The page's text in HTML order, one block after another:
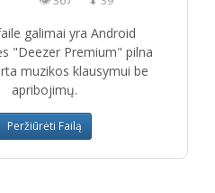
galimai yra Android
"Deezer Premium" pilna
muzikos klausymui be
apribojimų.
Peržiūrėti Failą